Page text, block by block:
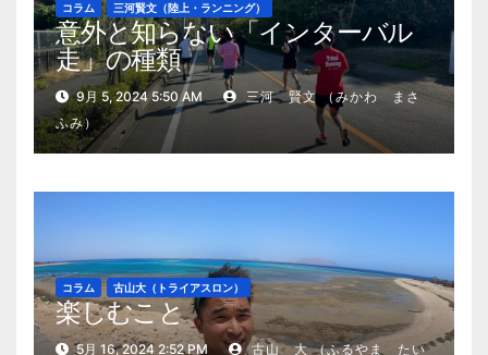
コラム 三河賢文（陸上・ランニング）
意外と知らない「インターバル
走」の種類
9月 5, 2024 5:50 AM
三河 賢文 （みかわ まさ
ふみ）
コラム 古山大（トライアスロン）
楽しむこと
5月 16, 2024 2:52 PM
古山 大 （ふるやま たい